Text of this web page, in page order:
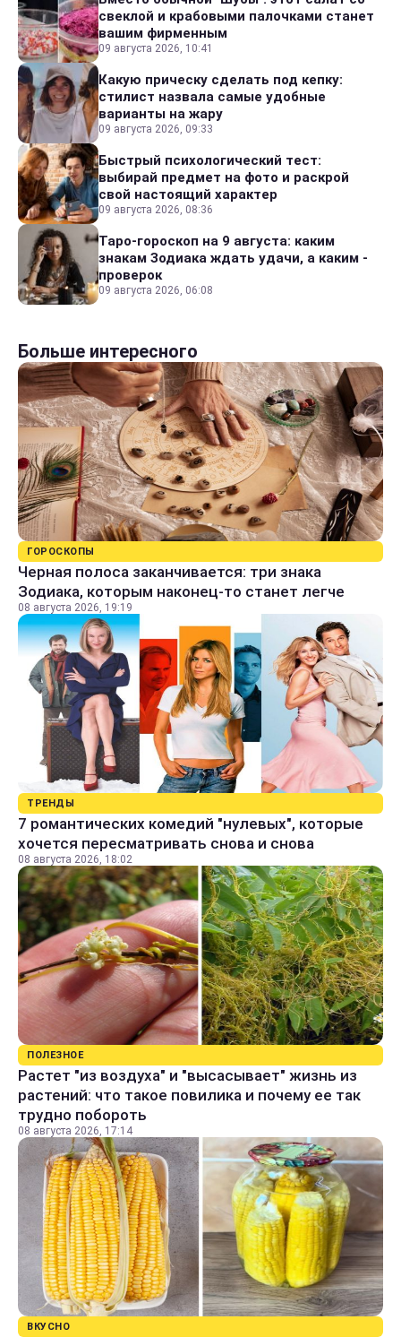
свеклой и крабовыми палочками станет
вашим фирменным
09 августа 2026, 10:41
Какую прическу сделать под кепку:
стилист назвала самые удобные
варианты на жару
09 августа 2026, 09:33
Быстрый психологический тест:
выбирай предмет на фото и раскрой
свой настоящий характер
09 августа 2026, 08:36
Таро-гороскоп на 9 августа: каким
знакам Зодиака ждать удачи, а каким -
проверок
09 августа 2026, 06:08
Больше интересного
ГОРОСКОПЫ
Черная полоса заканчивается: три знака
Зодиака, которым наконец-то станет легче
08 августа 2026, 19:19
ТРЕНДЫ
7 романтических комедий "нулевых", которые
хочется пересматривать снова и снова
08 августа 2026, 18:02
ПОЛЕЗНОЕ
Растет "из воздуха" и "высасывает" жизнь из
растений: что такое повилика и почему ее так
трудно побороть
08 августа 2026, 17:14
ВКУСНО